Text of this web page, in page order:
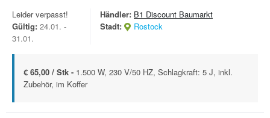
Leider verpasst!
Gültig: 24.01. -
31.01.
Händler: B1 Discount Baumarkt
Stadt:
Rostock
€ 65,00 / Stk - 1.500 W, 230 V/50 HZ, Schlagkraft: 5 J, inkl.
Zubehör, im Koffer